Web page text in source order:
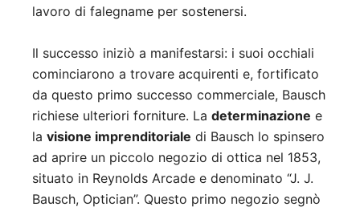
lavoro di falegname per sostenersi.
Il successo iniziò a manifestarsi: i suoi occhiali
cominciarono a trovare acquirenti e, fortificato
da questo primo successo commerciale, Bausch
richiese ulteriori forniture. La determinazione e
la visione imprenditoriale di Bausch lo spinsero
ad aprire un piccolo negozio di ottica nel 1853,
situato in Reynolds Arcade e denominato “J. J.
Bausch, Optician”. Questo primo negozio segnò